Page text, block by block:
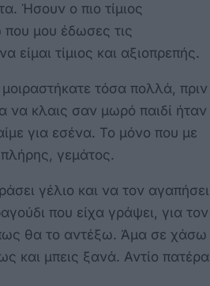
Ήσουν ο πιο τίμιος
μου έδωσες τις
τίμιος και αξιοπρεπής.
τόσα πολλά, πριν
να κλαις σαν μωρό παιδί ήταν
για εσένα. Το μόνο που με
πλήρης, γεμάτος.
γέλιο και να τον αγαπήσει
που είχα γράψει, για τον
θα το αντέξω. Άμα σε χάσω
και μπεις ξανά. Αντίο πατέρα